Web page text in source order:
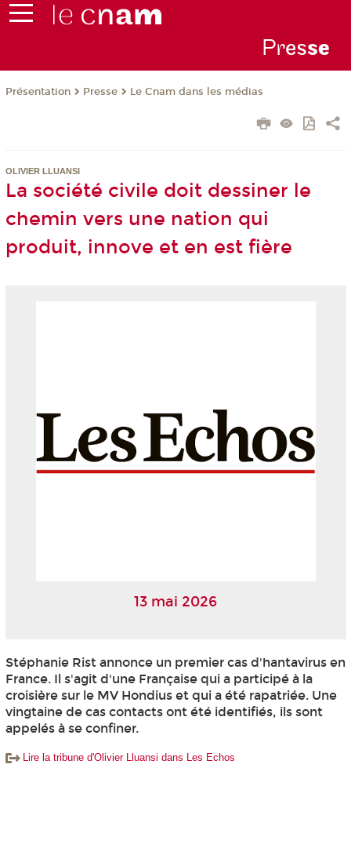
Presse
Présentation Presse Le Cnam dans les médias
OLIVIER LLUANSI
La société civile doit dessiner le
chemin vers une nation qui
produit, innove et en est fière
13 mai 2026
Stéphanie Rist annonce un premier cas d'hantavirus en
France. Il s'agit d'une Française qui a participé à la
croisière sur le MV Hondius et qui a été rapatriée. Une
vingtaine de cas contacts ont été identifiés, ils sont
appelés à se confiner.
Lire la tribune d'Olivier Lluansi dans Les Echos